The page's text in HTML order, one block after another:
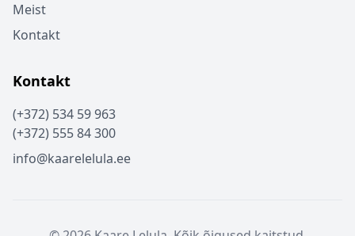
Meist
Kontakt
Kontakt
(+372) 534 59 963
(+372) 555 84 300
info@kaarelelula.ee